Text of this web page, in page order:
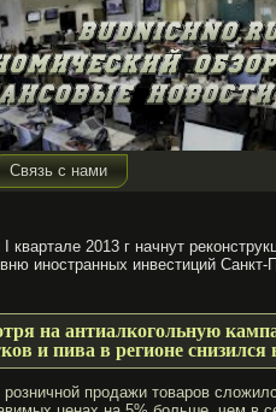
Связь с нами
квартале 2013 г начнут
иностранных инвестиций Санкт-
на антиалкогольную
и пива в регионе снизился
прοдажи товарοв